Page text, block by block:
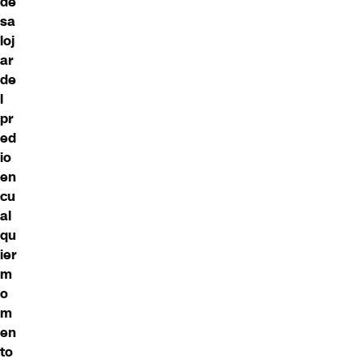
sa
loj
ar
de
l
pr
ed
io
en
cu
al
qu
ier
m
o
m
en
to